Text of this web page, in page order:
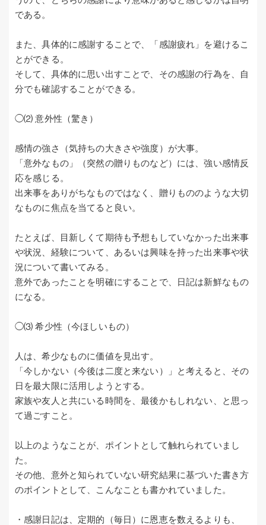
である。
また、具体的に感謝することで、「感謝疲れ」を避けるこ
とができる。
そして、具体的に思い出すことで、その感謝の行為を、自
分でも確認することができる。
◯⑵ 意外性（驚き）
感情の強さ（気持ちの大きさや強度）が大事。
「意外なもの」（突然の贈りものなど）には、強い感情反
応を感じる。
出来事をありがちなものではなく、贈りもののような大切
なものに焦点を当てると良い。
たとえば、目新しくて期待も予想もしていなかった出来事
や状況、経験について、あるいは興味を持った出来事や状
況について書いてみる。
意外であったことを明確にすることで、日記は新鮮なもの
になる。
◯⑶ 希少性（今ほしいもの）
人は、希少なものに価値を見出す。
「今しかない（今後は二度と来ない）」と考えると、その
日を最大限に活用しようとする。
家族や友人と共にいる時間を、最後かもしれない、と思っ
て過ごすこと。
以上のようなことが、ポイントとして触れられていまし
た。
その他、意外と知られていない研究結果に基づいた書き方
のポイントとして、こんなことも書かれていました。
・感謝日記は、定期的（毎日）に恩恵を数えるよりも、